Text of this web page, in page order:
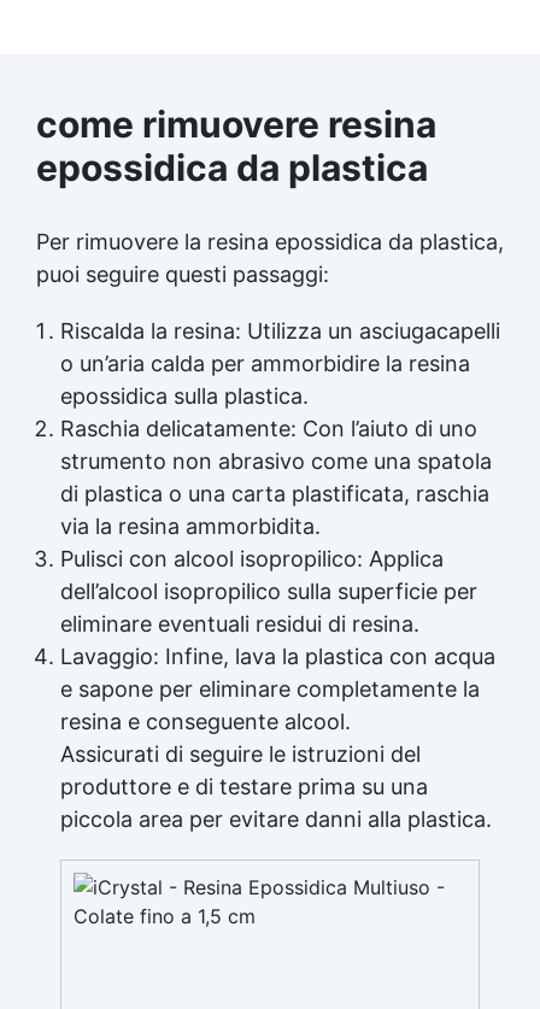
come rimuovere resina
epossidica da plastica
Per rimuovere la resina epossidica da plastica,
puoi seguire questi passaggi:
Riscalda la resina: Utilizza un asciugacapelli
o un’aria calda per ammorbidire la resina
epossidica sulla plastica.
Raschia delicatamente: Con l’aiuto di uno
strumento non abrasivo come una spatola
di plastica o una carta plastificata, raschia
via la resina ammorbidita.
Pulisci con alcool isopropilico: Applica
dell’alcool isopropilico sulla superficie per
eliminare eventuali residui di resina.
Lavaggio: Infine, lava la plastica con acqua
e sapone per eliminare completamente la
resina e conseguente alcool.
Assicurati di seguire le istruzioni del
produttore e di testare prima su una
piccola area per evitare danni alla plastica.